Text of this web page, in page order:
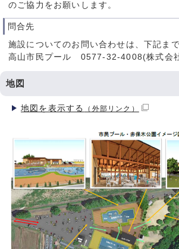
のご協力をお願いします。
問合先
施設についてのお問い合わせは、下記ま
高山市民プール 0577-32-4008(株式会
地図
地図を表示する （外部リンク）